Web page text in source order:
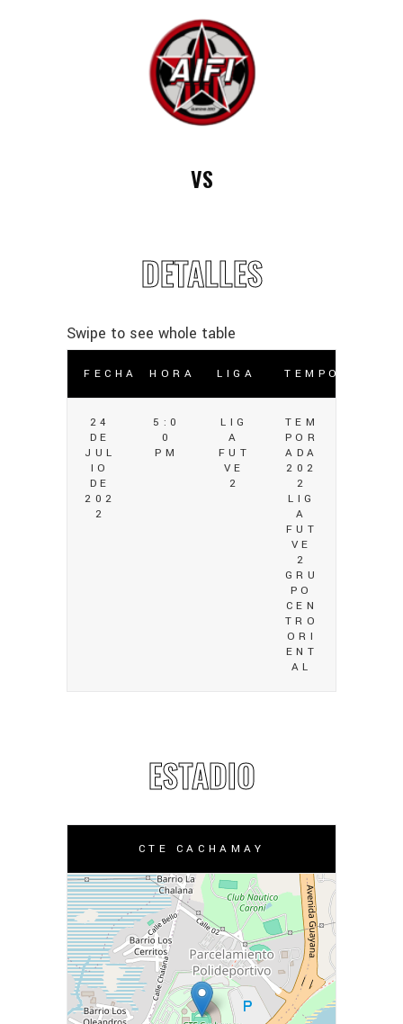
VS
DETALLES
FECHA HORA LIGA TEMPORADA
24
DE
JUL
IO
DE
202
2
5:0
0
PM
LIG
A
FUT
VE
2
TEM
POR
ADA
202
2
LIG
A
FUT
VE
2
GRU
PO
CEN
TRO
ORI
ENT
AL
ESTADIO
CTE CACHAMAY